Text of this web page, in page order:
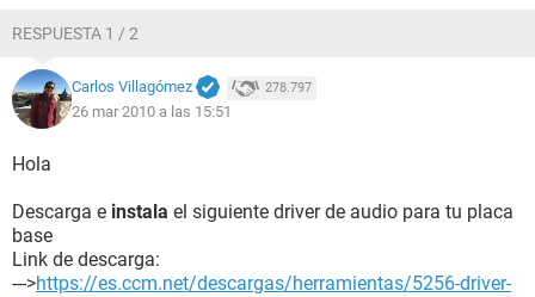
RESPUESTA 1 / 2
Carlos Villagómez 278.797
26 mar 2010 a las 15:51
Hola
Descarga e instala el siguiente driver de audio para tu placa
base
Link de descarga:
--->https://es.ccm.net/descargas/herramientas/5256-driver-